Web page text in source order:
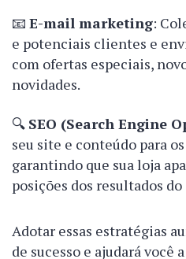
📧 E-mail marketing:
e potenciais clientes e
com ofertas especiais,
novidades.
🔍 SEO (Search Engine
seu site e conteúdo para
garantindo que sua loja
posições dos resultados do
Adotar essas estratégias
de sucesso e ajudará